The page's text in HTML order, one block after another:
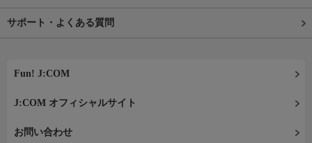
サポート・よくある質問
Fun! J:COM
J:COM オフィシャルサイト
お問い合わせ